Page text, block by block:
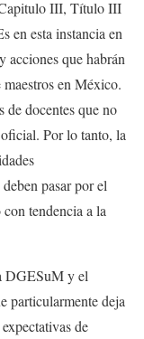
III, Título III
en esta instancia en
acciones que habrán
en México.
de docentes que no
Por lo tanto, la
pasar por el
tendencia a la
DGESuM y el
particularmente deja
de